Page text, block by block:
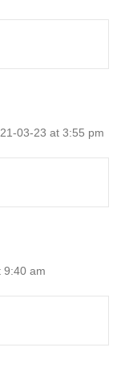
03-23 at 3:55 pm
9:40 am